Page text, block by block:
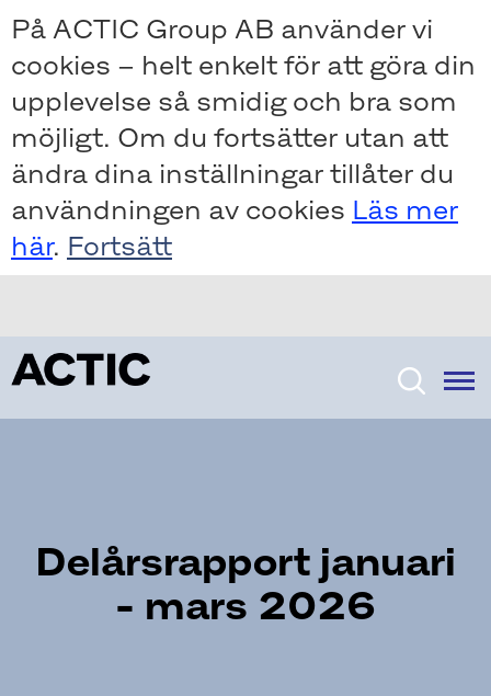
Skip
to
main
content
Skip
to
main
content
På ACTIC Group AB använder vi
cookies – helt enkelt för att göra din
upplevelse så smidig och bra som
möjligt. Om du fortsätter utan att
ändra dina inställningar tillåter du
användningen av cookies Läs mer
här.
Delårsrapport januari
- mars 2026